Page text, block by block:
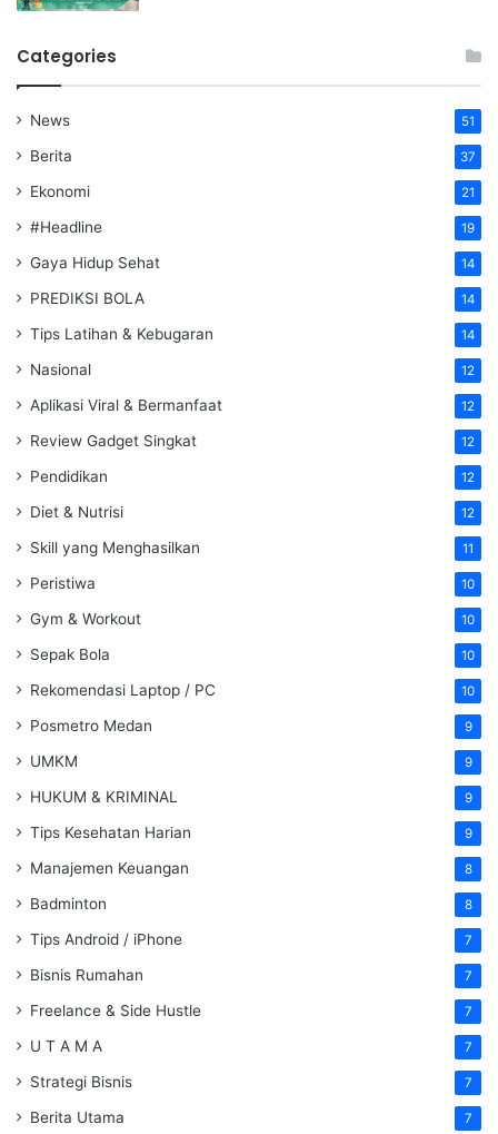
Categories
News 51
Berita 37
Ekonomi 21
#Headline 19
Gaya Hidup Sehat 14
PREDIKSI BOLA 14
Tips Latihan & Kebugaran 14
Nasional 12
Aplikasi Viral & Bermanfaat 12
Review Gadget Singkat 12
Pendidikan 12
Diet & Nutrisi 12
Skill yang Menghasilkan 11
Peristiwa 10
Gym & Workout 10
Sepak Bola 10
Rekomendasi Laptop / PC 10
Posmetro Medan 9
UMKM 9
HUKUM & KRIMINAL 9
Tips Kesehatan Harian 9
Manajemen Keuangan 8
Badminton 8
Tips Android / iPhone 7
Bisnis Rumahan 7
Freelance & Side Hustle 7
U T A M A 7
Strategi Bisnis 7
Berita Utama 7